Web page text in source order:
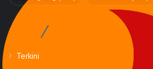
Rubrik
Terkini